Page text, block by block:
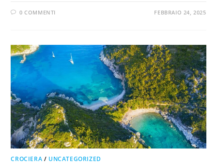
0 COMMENTI FEBBRAIO 24, 2025
CROCIERA / UNCATEGORIZED